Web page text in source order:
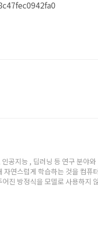
공지능 , 딥러닝 등 연구 분야
연스럽게 학습하는 것을 컴퓨
진 방정식을 모델로 사용하지
가 증가함에 따라 기계 학습은